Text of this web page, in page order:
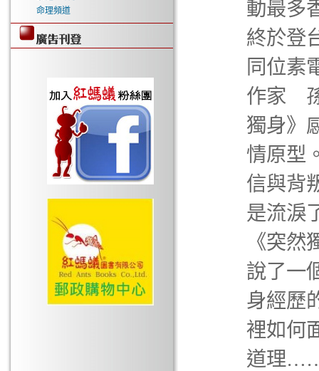
命理頻道
動最多
終於登
同位
作家
獨身》
情原型
信與背
是流淚
《突
說了一
身經歷
裡如何
道理……